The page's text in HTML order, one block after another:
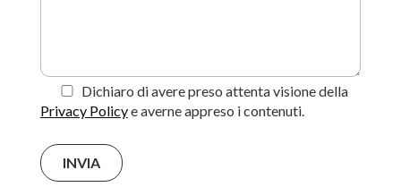
Dichiaro di avere preso attenta visione della
Privacy Policye averne appreso i contenuti.